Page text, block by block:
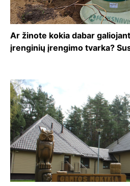
Ar žinote kokia dabar
įrenginių įrengimo tvarka?